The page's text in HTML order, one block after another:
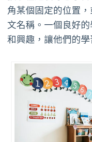
角某個固定的位置
文名稱。一個良好
和興趣，讓他們的學